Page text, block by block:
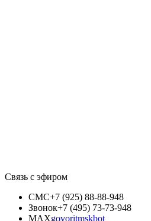
Связь с эфиром
СМС+7 (925) 88-88-948
Звонок+7 (495) 73-73-948
MAXgovoritmskbot